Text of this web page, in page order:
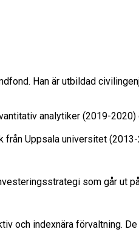
Han är utbildad
analytiker (2019-
från Uppsala universitet
som går ut
och indexnära förvaltning.